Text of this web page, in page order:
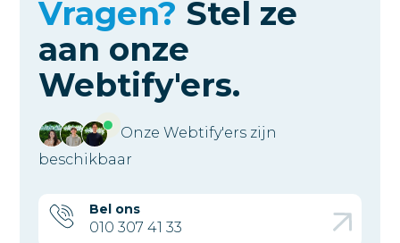
Vragen? Stel ze
aan onze
Webtify'ers.
Onze Webtify'ers zijn
beschikbaar
Bel ons
010 307 41 33